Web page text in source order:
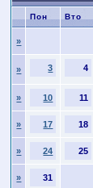
Пон Вто
»
» 3 4
» 10 11
» 17 18
» 24 25
» 31